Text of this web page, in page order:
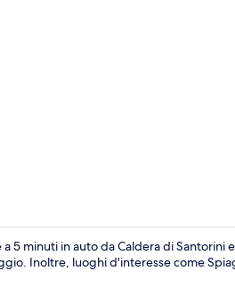
5 minuti in auto da Caldera di Santorini
Inoltre, luoghi d'interesse come